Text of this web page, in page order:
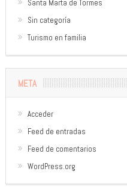
Santa Marta de Tormes
Sin categoría
Turismo en familia
META
Acceder
Feed de entradas
Feed de comentarios
WordPress.org